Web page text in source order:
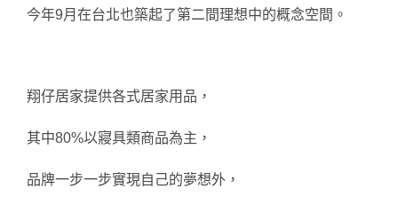
今年9月在台北也築起了第二間理想中的概念空間。
翔仔居家提供各式居家用品，
其中80%以寢具類商品為主，
品牌一步一步實現自己的夢想外，